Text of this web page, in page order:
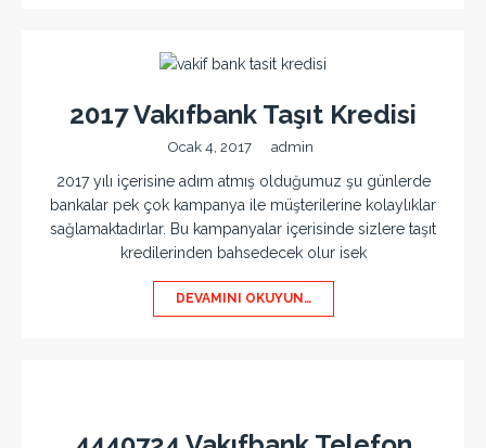
2017 Vakıfbank Taşıt Kredisi
Ocak 4, 2017 admin
2017 yılı içerisine adım atmış olduğumuz şu günlerde
bankalar pek çok kampanya ile müşterilerine kolaylıklar
sağlamaktadırlar. Bu kampanyalar içerisinde sizlere taşıt
kredilerinden bahsedecek olur isek
DEVAMINI OKUYUN…